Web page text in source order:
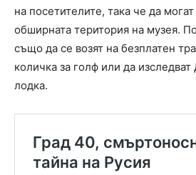
на посетителите, така че да
обширната територия на музея.
също да се возят на безплатен
количка за голф или да
лодка.